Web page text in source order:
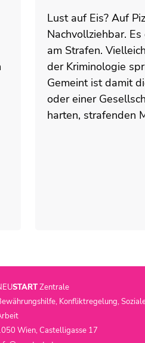
Lust auf Eis? Auf
Nachvollziehbar.
am Strafen.
der Kriminologie
Gemeint ist damit
oder einer
harten, strafenden
STARTZentrale
Konfliktregelung,
Wien, Castelligasse 17